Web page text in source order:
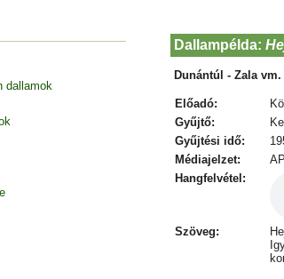
dallamok
Dallampélda:
Dunántúl - Zala vm.
Előadó:
Gyűjtő:
Gyűjtési idő:
Médiajelzet:
Hangfelvétel:
Szöveg: